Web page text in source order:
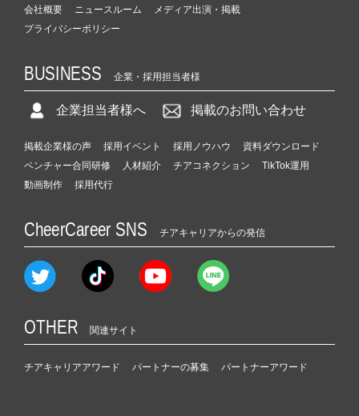
会社概要 ニュースルーム
メディア出演・掲載
プライバシーポリシー
BUSINESS 企業・採用担当者様
企業担当者様へ 掲載のお問い合わせ
掲載企業様の声 採用イベント 採用ノウハウ
資料ダウンロード
ベンチャー合同研修
人材紹介 チアコネクション
TikTok運用
動画制作
採用代行
CheerCareer SNS チアキャリアからの発信
OTHER 関連サイト
チアキャリアアワード パートナーの募集 パートナーアワード